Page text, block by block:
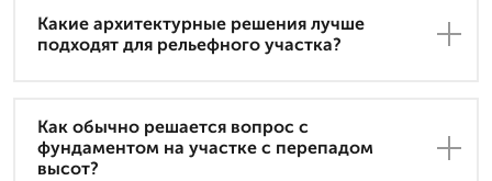
Какие архитектурные решения лучше
подходят для рельефного участка?
Как обычно решается вопрос с
фундаментом на участке с перепадом
высот?